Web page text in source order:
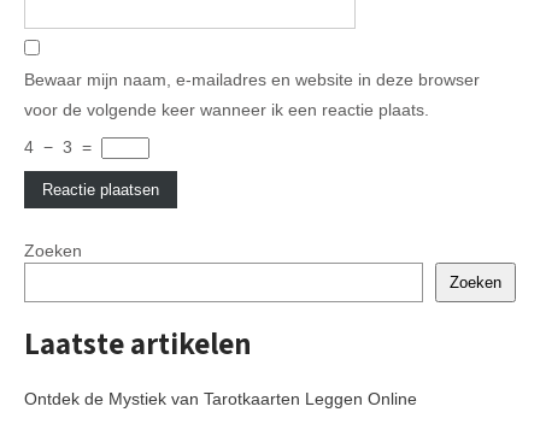
Bewaar mijn naam, e-mailadres en website in deze browser
voor de volgende keer wanneer ik een reactie plaats.
4 − 3 =
Zoeken
Zoeken
Laatste artikelen
Ontdek de Mystiek van Tarotkaarten Leggen Online